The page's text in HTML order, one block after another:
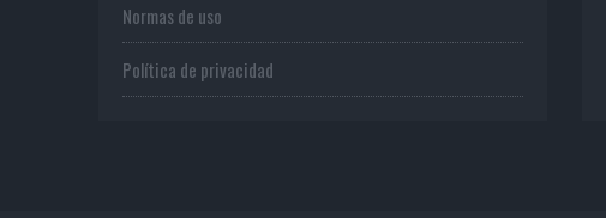
Normas de uso
Política de privacidad